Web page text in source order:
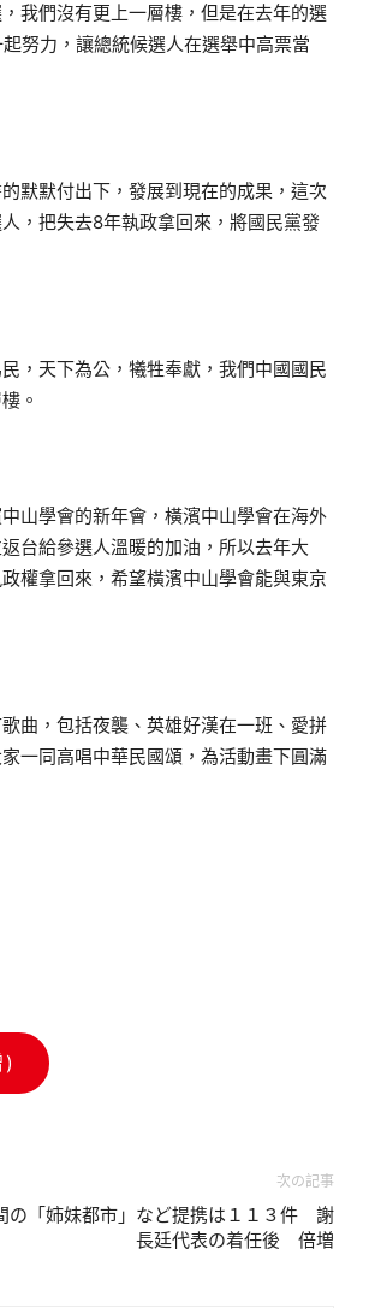
我們沒有更上一層樓，但是在去年的選
努力，讓總統候選人在選舉中高票當
默默付出下，發展到現在的成果，這次
，把失去8年執政拿回來，將國民黨發
，天下為公，犧牲奉獻，我們中國國民
。
山學會的新年會，橫濱中山學會在海外
台給參選人溫暖的加油，所以去年大
權拿回來，希望橫濱中山學會能與東京
曲，包括夜襲、英雄好漢在一班、愛拼
一同高唱中華民國頌，為活動畫下圓滿
次の記事
の「姉妹都市」など提携は１１３件 謝
長廷代表の着任後 倍増